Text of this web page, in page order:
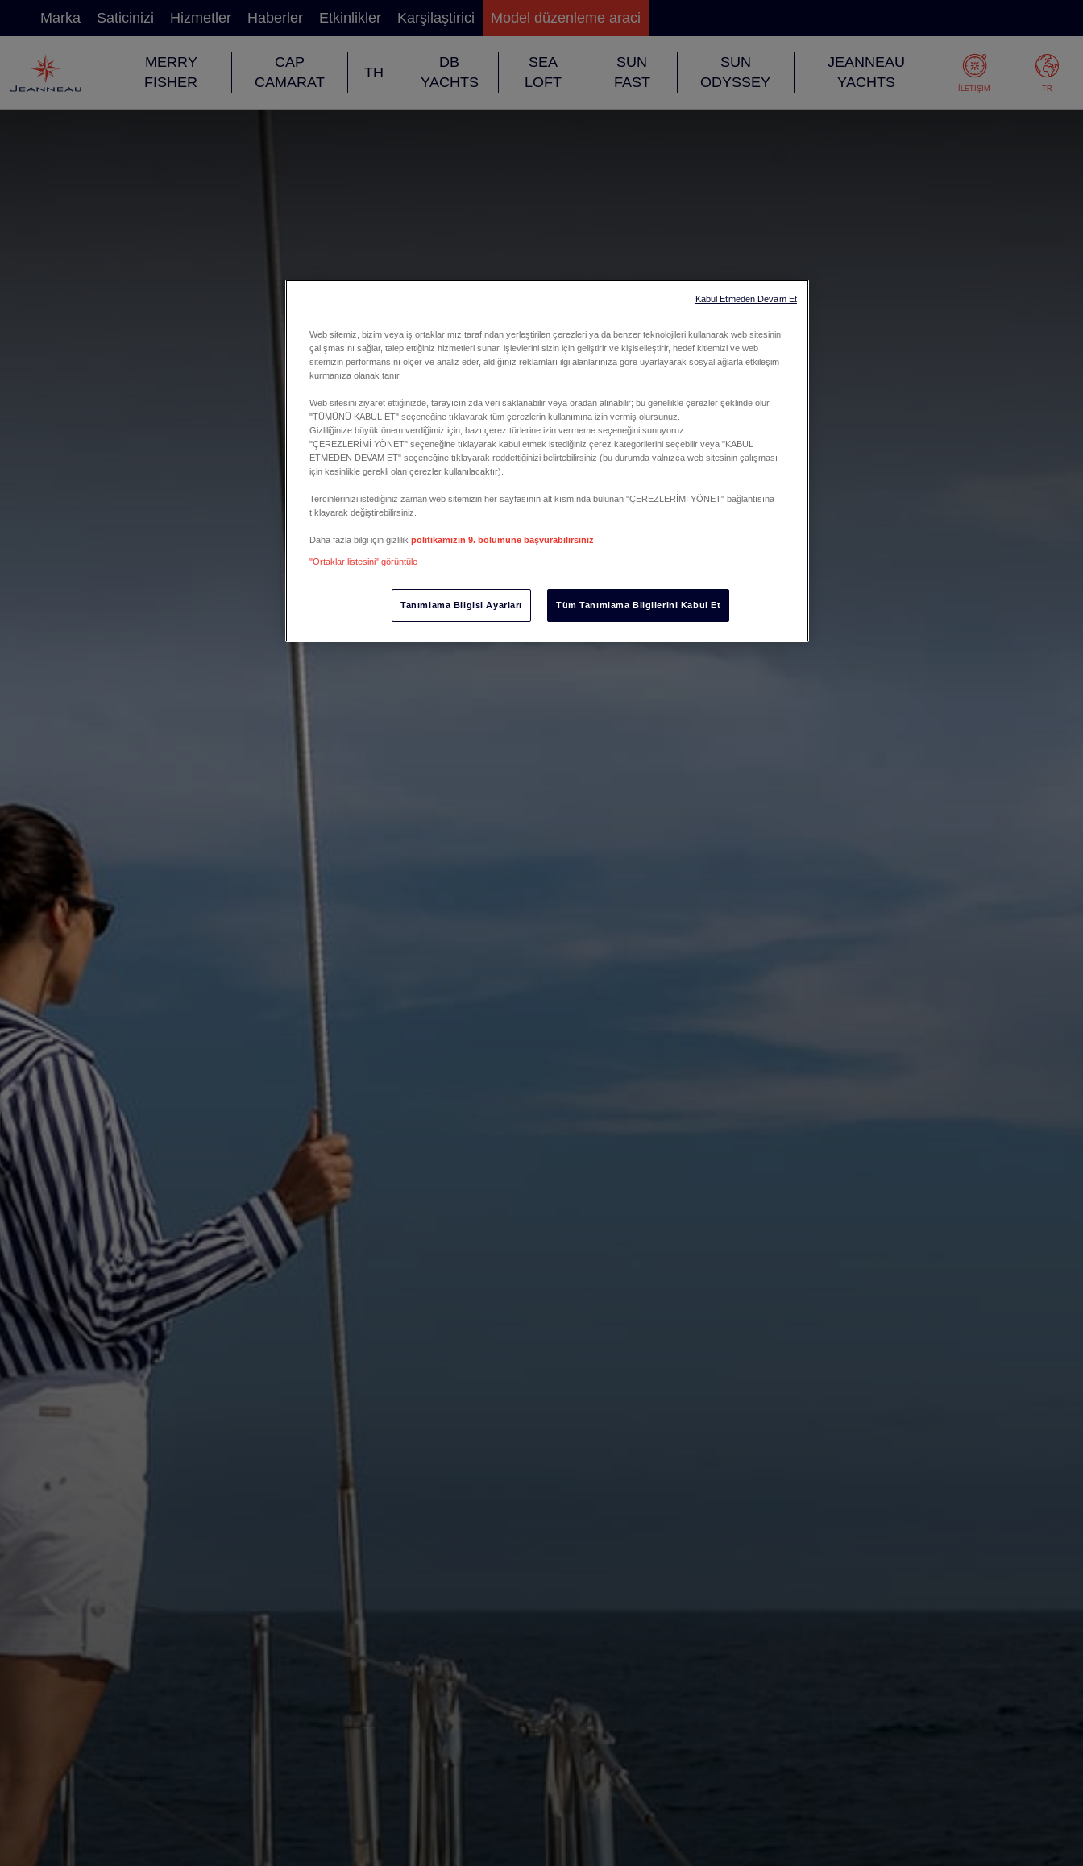
Marka Saticinizi Hizmetler Haberler Etkinlikler Karşilaştirici Model düzenleme araci
MERRY
FISHER
CAP
CAMARAT
TH
DB
YACHTS
SEA
LOFT
SUN
FAST
SUN
ODYSSEY
JEANNEAU
YACHTS
İLETIŞIM TR
Web sitemiz, bizim veya iş ortaklarımız tarafından yerleştirilen çerezleri ya da benzer teknolojileri kullanarak web sitesinin
çalışmasını sağlar, talep ettiğiniz hizmetleri sunar, işlevlerini sizin için geliştirir ve kişiselleştirir, hedef kitlemizi ve web
sitemizin performansını ölçer ve analiz eder, aldığınız reklamları ilgi alanlarınıza göre uyarlayarak sosyal ağlarla etkileşim
kurmanıza olanak tanır.
Web sitesini ziyaret ettiğinizde, tarayıcınızda veri saklanabilir veya oradan alınabilir; bu genellikle çerezler şeklinde olur.
"TÜMÜNÜ KABUL ET" seçeneğine tıklayarak tüm çerezlerin kullanımına izin vermiş olursunuz.
Gizliliğinize büyük önem verdiğimiz için, bazı çerez türlerine izin vermeme seçeneğini sunuyoruz.
"ÇEREZLERİMİ YÖNET" seçeneğine tıklayarak kabul etmek istediğiniz çerez kategorilerini seçebilir veya "KABUL
ETMEDEN DEVAM ET" seçeneğine tıklayarak reddettiğinizi belirtebilirsiniz (bu durumda yalnızca web sitesinin çalışması
için kesinlikle gerekli olan çerezler kullanılacaktır).
Tercihlerinizi istediğiniz zaman web sitemizin her sayfasının alt kısmında bulunan "ÇEREZLERİMİ YÖNET" bağlantısına
tıklayarak değiştirebilirsiniz.
Daha fazla bilgi için gizlilik politikamızın 9. bölümüne başvurabilirsiniz
"Ortaklar listesini" görüntüle
Tanımlama Bilgisi Ayarları Tüm Tanımlama Bilgilerini Kabul Et
Kabul Etmeden Devam Et